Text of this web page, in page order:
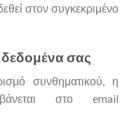
στον συγκεκριμένο
δεδομένα σας
συνθηματικού, η
στο email